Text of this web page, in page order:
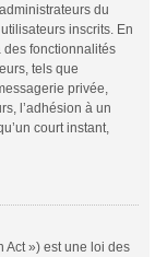
du
inscrits. En
des fonctionnalités
tels que
privée,
l’adhésion à un
court instant,
Act ») est une loi des